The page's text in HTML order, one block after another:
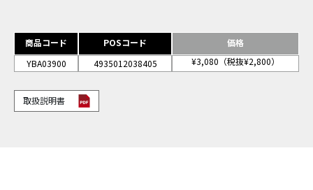
商品コード POSコード
価格
YBA03900
4935012038405 ¥3,080（税抜¥2,800）
取扱説明書